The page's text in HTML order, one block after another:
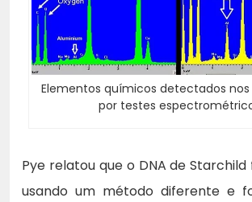
Elementos químicos detectados nos
por testes
Pye relatou que o DNA de
usando um método diferente e